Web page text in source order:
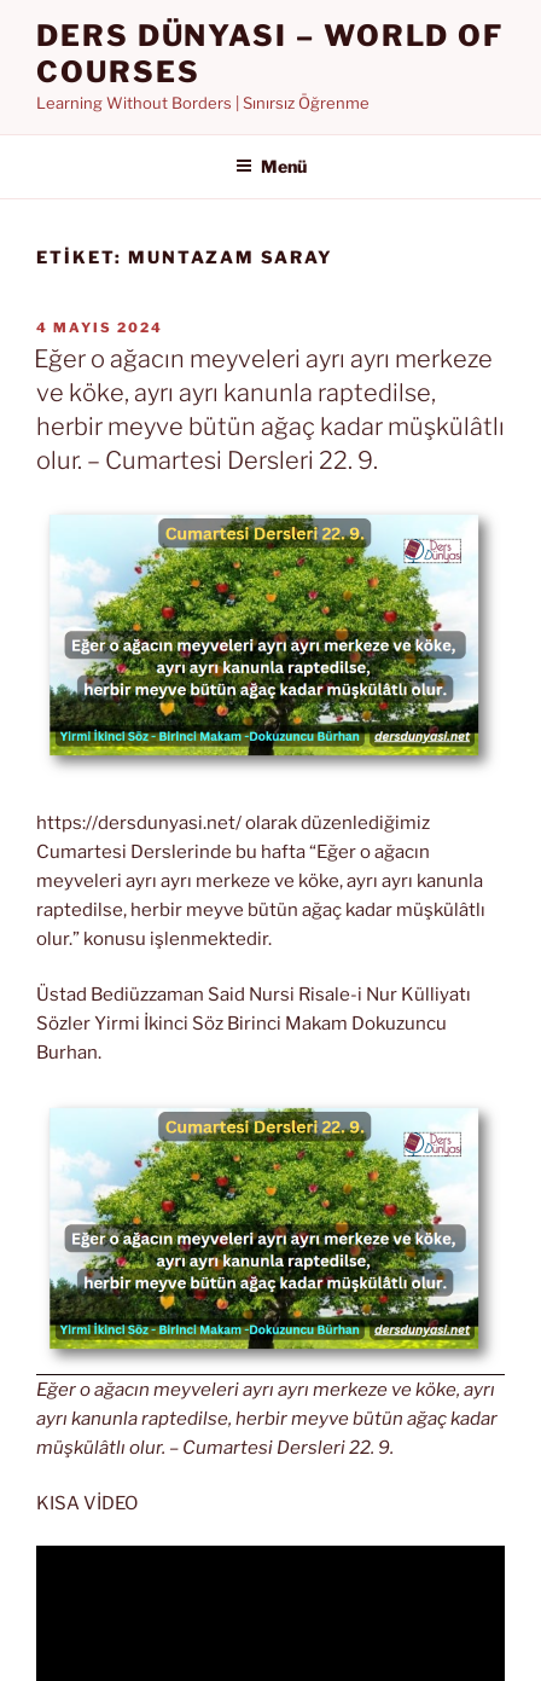
DERS DÜNYASI – WORLD OF
COURSES
Learning Without Borders | Sınırsız Öğrenme
Menü
ETIKET: MUNTAZAM SARAY
YAYIM
TARIHI
4 MAYIS 2024
Eğer o ağacın meyveleri ayrı ayrı merkeze
ve köke, ayrı ayrı kanunla raptedilse,
herbir meyve bütün ağaç kadar müşkülâtlı
olur. – Cumartesi Dersleri 22. 9.
https://dersdunyasi.net/ olarak düzenlediğimiz
Cumartesi Derslerinde bu hafta “Eğer o ağacın
meyveleri ayrı ayrı merkeze ve köke, ayrı ayrı kanunla
raptedilse, herbir meyve bütün ağaç kadar müşkülâtlı
olur.” konusu işlenmektedir.
Üstad Bediüzzaman Said Nursi Risale-i Nur Külliyatı
Sözler Yirmi İkinci Söz Birinci Makam Dokuzuncu
Burhan.
Eğer o ağacın meyveleri ayrı ayrı merkeze ve köke, ayrı
ayrı kanunla raptedilse, herbir meyve bütün ağaç kadar
müşkülâtlı olur. – Cumartesi Dersleri 22. 9.
KISA VİDEO